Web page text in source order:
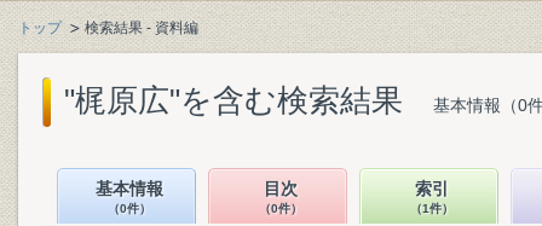
トップ 検索結果 - 資料編
"梶原広"を含む検索結果 基本情報（0
基本情報
（0件）
目次
（0件）
索引
（1件）